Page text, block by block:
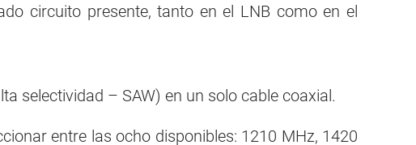
circuito presente, tanto en el LNB como en el
selectividad – SAW) en un solo cable coaxial.
entre las ocho disponibles: 1210 MHz, 1420